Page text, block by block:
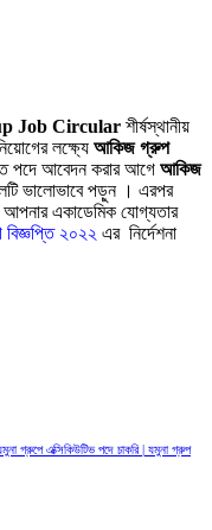
Job Circular শীর্ষস্থানীয়
লক্ষ্যে আকিজ গ্রুপ
পদে আবেদন করার আগে আকিজ
ভালোভাবে পড়ুন । এরপর
আপনার একাডেমিক যোগ্যতার
২০২২ এর নির্দেশনা
গ্রুপে এক্সিকিউটিভ পদে চাকরি | যমুনা গ্রুপ